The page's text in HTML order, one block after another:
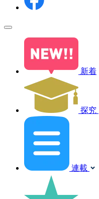
新着
探究
連載